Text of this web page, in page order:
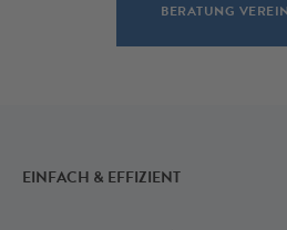
BERATUNG
EINFACH & EFFIZIENT